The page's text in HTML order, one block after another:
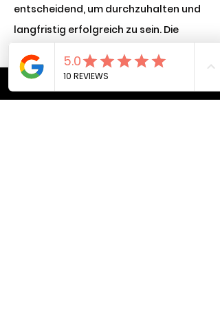
entscheidend, um durchzuhalten und
langfristig erfolgreich zu sein. Die
Academy gibt dir das nötige Wissen
und die Tools, um auch in
herausfordernden Zeiten die richtige